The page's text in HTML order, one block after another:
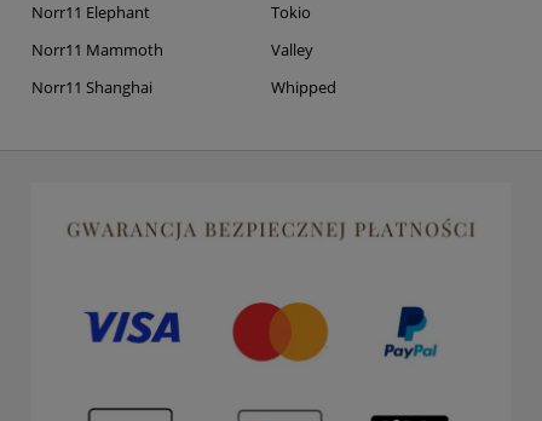
Norr11 Elephant
Norr11 Mammoth
Norr11 Shanghai
Tokio
Valley
Whipped